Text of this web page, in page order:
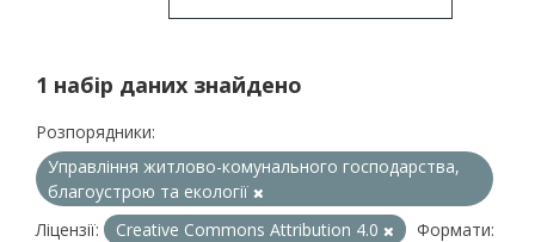
1 набір даних знайдено
Розпорядники:
Управління житлово-комунального господарства,
благоустрою та екології
Ліцензії:
Creative Commons Attribution 4.0
Формати: